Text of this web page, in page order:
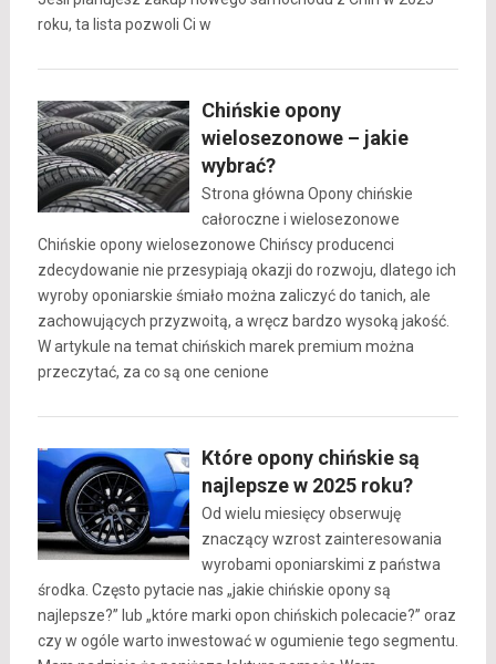
roku, ta lista pozwoli Ci w
Chińskie opony
wielosezonowe – jakie
wybrać?
Strona główna Opony chińskie
całoroczne i wielosezonowe
Chińskie opony wielosezonowe Chińscy producenci
zdecydowanie nie przesypiają okazji do rozwoju, dlatego ich
wyroby oponiarskie śmiało można zaliczyć do tanich, ale
zachowujących przyzwoitą, a wręcz bardzo wysoką jakość.
W artykule na temat chińskich marek premium można
przeczytać, za co są one cenione
Które opony chińskie są
najlepsze w 2025 roku?
Od wielu miesięcy obserwuję
znaczący wzrost zainteresowania
wyrobami oponiarskimi z państwa
środka. Często pytacie nas „jakie chińskie opony są
najlepsze?” lub „które marki opon chińskich polecacie?” oraz
czy w ogóle warto inwestować w ogumienie tego segmentu.